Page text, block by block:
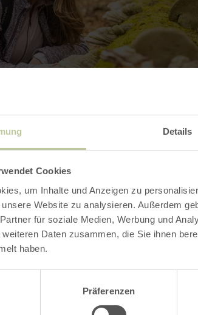
Details
Cookies
um Inhalte und Anzeigen zu
Website zu analysieren. Außerdem
für soziale Medien, Werbung und
Daten zusammen, die Sie ihnen
haben.
Präferenzen